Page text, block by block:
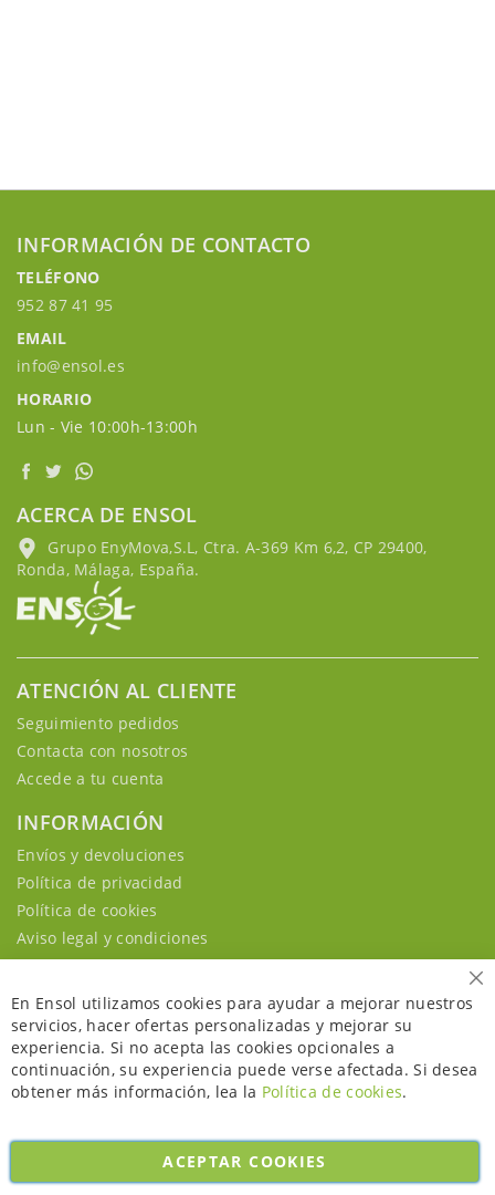
INFORMACIÓN DE CONTACTO
TELÉFONO
952 87 41 95
EMAIL
info@ensol.es
HORARIO
Lun - Vie 10:00h-13:00h
ACERCA DE ENSOL
Grupo EnyMova,S.L, Ctra. A-369 Km 6,2, CP 29400,
Ronda, Málaga, España.
ATENCIÓN AL CLIENTE
Seguimiento pedidos
Contacta con nosotros
Accede a tu cuenta
INFORMACIÓN
Envíos y devoluciones
Política de privacidad
Política de cookies
Aviso legal y condiciones
Copyright © 2026. All rights reserved. Powered byBobaly Partners.
En Ensol utilizamos cookies para ayudar a mejorar nuestros
servicios, hacer ofertas personalizadas y mejorar su
experiencia. Si no acepta las cookies opcionales a
continuación, su experiencia puede verse afectada. Si desea
obtener más información, lea la Política de cookies.
ACEPTAR COOKIES